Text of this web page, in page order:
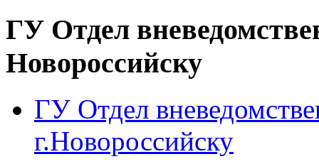
ГУ Отдел
Новороссийску
ГУ Отдел
г.Новороссийску